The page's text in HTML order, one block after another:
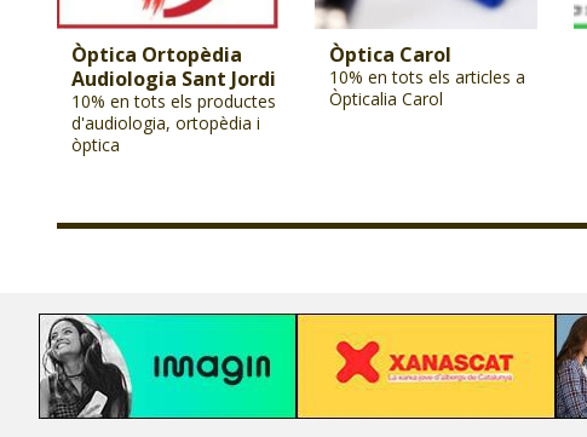
Òptica Ortopèdia
Audiologia Sant Jordi
10% en tots els productes
d'audiologia, ortopèdia i
òptica
Òptica Carol
10% en tots els articles a
Òpticalia Carol